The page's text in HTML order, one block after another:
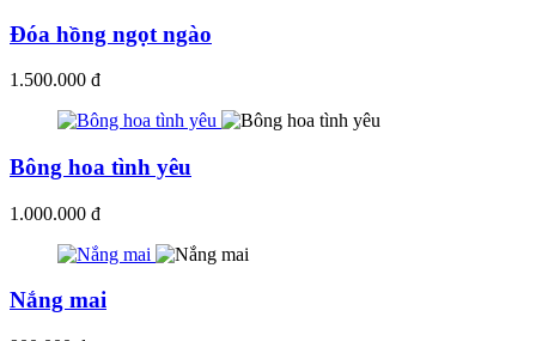
Đóa hồng ngọt ngào
1.500.000 đ
Bông hoa tình yêu
1.000.000 đ
Nắng mai